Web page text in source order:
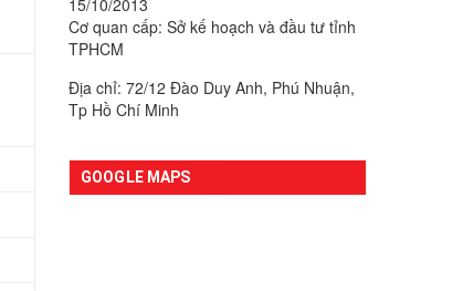
Cơ quan cấp: Sở kế hoạch và đầu tư tỉnh
TPHCM
Địa chỉ: 72/12 Đào Duy Anh, Phú Nhuận,
Tp Hồ Chí Minh
GOOGLE MAPS